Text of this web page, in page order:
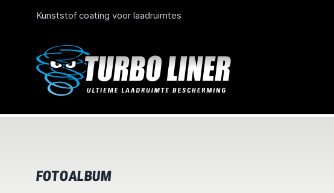
Kunststof coating voor laadruimtes
FOTOALBUM